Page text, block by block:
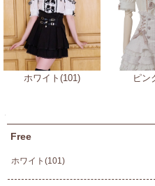
ホワイト(101) ピン
Free
ホワイト(101)